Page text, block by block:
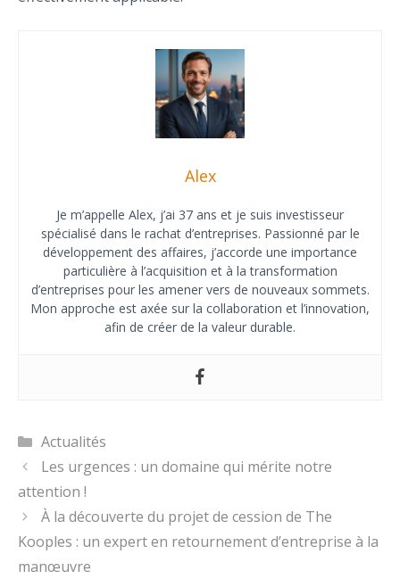
Alex
Je m’appelle Alex, j’ai 37 ans et je suis investisseur
spécialisé dans le rachat d’entreprises. Passionné par le
développement des affaires, j’accorde une importance
particulière à l’acquisition et à la transformation
d’entreprises pour les amener vers de nouveaux sommets.
Mon approche est axée sur la collaboration et l’innovation,
afin de créer de la valeur durable.
Catégories
Actualités
Les urgences : un domaine qui mérite notre
attention !
À la découverte du projet de cession de The
Kooples : un expert en retournement d’entreprise à la
manœuvre